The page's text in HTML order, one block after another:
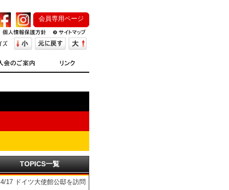
会員専用ページ
TOPICS一覧
4/17 ドイツ大使館公邸を訪問